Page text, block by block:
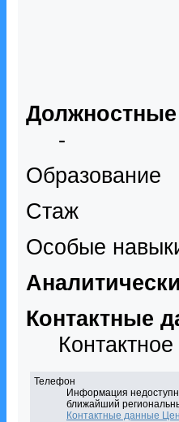
Должностные
-
Образование
Стаж
Особые
Контактные
Телефон
Информация
ближайший
Контактные данные